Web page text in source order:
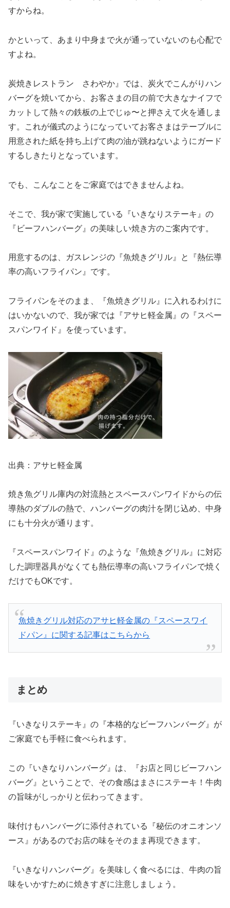
すからね。
かといって、あまり中身まで火が通っていないのも心配で
すよね。
炭焼きレストラン さわやか』では、炭火でこんがりハン
バーグを焼いてから、お客さまの目の前で大きなナイフで
カットして熱々の鉄板の上でじゅ〜と押さえて火を通しま
す。これが儀式のようになっていてお客さまはテーブルに
用意された紙を持ち上げて肉の油が跳ねないようにガード
するしきたりとなっています。
でも、こんなことをご家庭ではできませんよね。
そこで、我が家で実施している『いきなりステーキ』の
『ビーフハンバーグ』の美味しい焼き方のご案内です。
用意するのは、ガスレンジの『魚焼きグリル』と『熱伝導
率の高いフライパン』です。
フライパンをそのまま、『魚焼きグリル』に入れるわけに
はいかないので、我が家では『アサヒ軽金属』の『スペー
スパンワイド』を使っています。
出典：アサヒ軽金属
焼き魚グリル庫内の対流熱とスペースパンワイドからの伝
導熱のダブルの熱で、ハンバーグの肉汁を閉じ込め、中身
にも十分火が通ります。
『スペースパンワイド』のような『魚焼きグリル』に対応
した調理器具がなくても熱伝導率の高いフライパンで焼く
だけでもOKです。
魚焼きグリル対応のアサヒ軽金属の『スペースワイ
ドパン』に関する記事はこちらから
まとめ
『いきなりステーキ』の『本格的なビーフハンバーグ』が
ご家庭でも手軽に食べられます。
この『いきなりハンバーグ』は、『お店と同じビーフハン
バーグ』ということで、その食感はまさにステーキ！牛肉
の旨味がしっかりと伝わってきます。
味付けもハンバーグに添付されている『秘伝のオニオンソ
ース』があるのでお店の味をそのまま再現できます。
『いきなりハンバーグ』を美味しく食べるには、牛肉の旨
味をいかすために焼きすぎに注意しましょう。